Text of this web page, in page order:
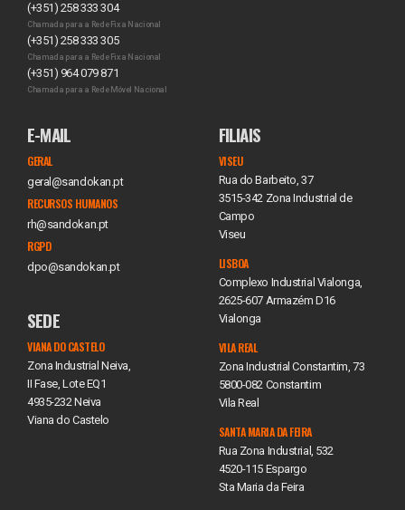
(+351) 258 333 304
Chamada para a Rede Fixa Nacional
(+351) 258 333 305
Chamada para a Rede Fixa Nacional
(+351) 964 079 871
Chamada para a Rede Móvel Nacional
E-MAIL
GERAL
geral@sandokan.pt
RECURSOS HUMANOS
rh@sandokan.pt
RGPD
dpo@sandokan.pt
SEDE
VIANA DO CASTELO
Zona Industrial Neiva,
II Fase, Lote EQ1
4935-232 Neiva
Viana do Castelo
FILIAIS
VISEU
Rua do Barbeito, 37
3515-342 Zona Industrial de
Campo
Viseu
LISBOA
Complexo Industrial Vialonga,
2625-607 Armazém D16
Vialonga
VILA REAL
Zona Industrial Constantim, 73
5800-082 Constantim
Vila Real
SANTA MARIA DA FEIRA
Rua Zona Industrial, 532
4520-115 Espargo
Sta Maria da Feira